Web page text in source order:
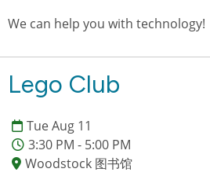
We can help you with technology!
Lego Club
Tue Aug 11
3:30 PM - 5:00 PM
Woodstock 图书馆